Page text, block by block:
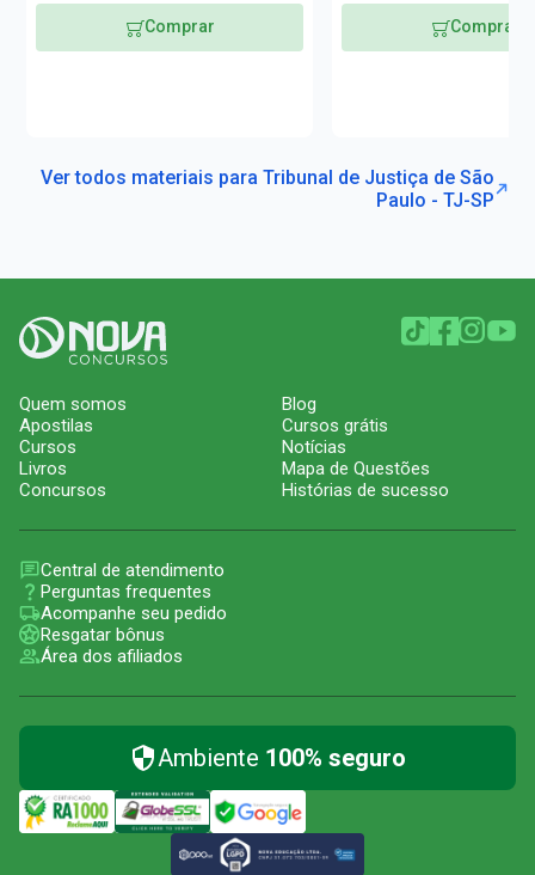
Comprar Comprar
Ver todos materiais para Tribunal de Justiça de São
Paulo - TJ-SP
Quem somos
Apostilas
Cursos
Livros
Concursos
Blog
Cursos grátis
Notícias
Mapa de Questões
Histórias de sucesso
Central de atendimento
Perguntas frequentes
Acompanhe seu pedido
Resgatar bônus
Área dos afiliados
Ambiente 100% seguro